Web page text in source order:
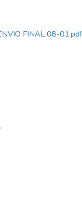
FINAL 08-01.pdf